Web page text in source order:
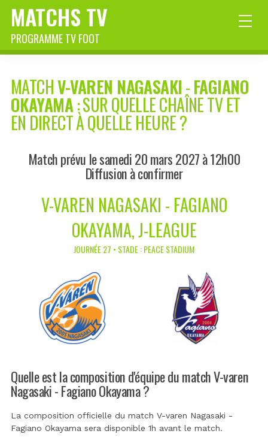
MATCHS TV
PROGRAMME TV FOOT
MATCHV-VAREN NAGASAKI-FAGIANO
OKAYAMA: SUR QUELLE CHAÎNE TV ET
EN DIRECT À QUELLE HEURE ?
Match prévu le samedi 20 mars 2027 à 12h00
Diffusion à confirmer
V-VAREN NAGASAKI - FAGIANO
OKAYAMA, J-LEAGUE
JOURNÉE 27 • STADE : PEACE STADIUM
Quelle est la composition d'équipe du match V-varen
Nagasaki - Fagiano Okayama ?
La composition officielle du match V-varen Nagasaki -
Fagiano Okayama sera disponible 1h avant le match.